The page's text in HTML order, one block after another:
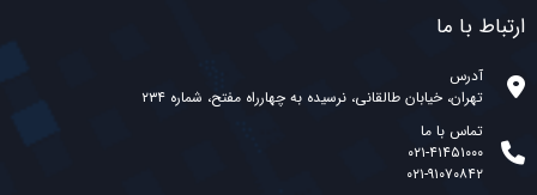
ارتباط با ما
آدرس
تهران، خیابان طالقانی، نرسیده به چهارراه مفتح، شماره ۲۳۴
تماس با ما
۰۲۱-۴۱۴۵۱۰۰۰
۰۲۱-۹۱۰۷۰۸۴۲